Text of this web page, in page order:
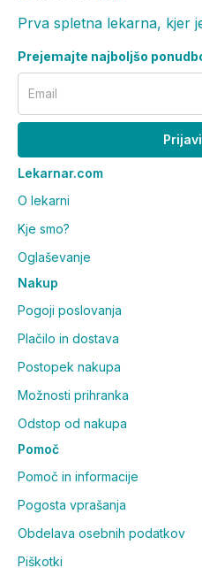
Prva spletna lekarna, kjer
Prejemajte najboljšo
Email
Lekarnar.com
O lekarni
Kje smo?
Oglaševanje
Nakup
Pogoji poslovanja
Plačilo in dostava
Postopek nakupa
Možnosti prihranka
Odstop od nakupa
Pomoč
Pomoč in informacije
Pogosta vprašanja
Obdelava osebnih podatkov
Piškotki